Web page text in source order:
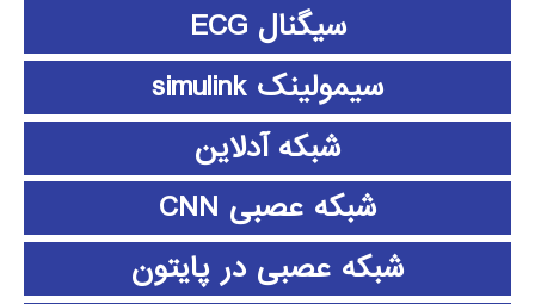
سیگنال ECG
سیمولینک simulink
شبکه آدلاین
شبکه عصبی CNN
شبکه عصبی در پایتون